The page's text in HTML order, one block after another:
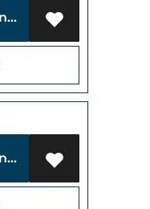
Toevoegen aan winkelwagen
Toevoegen aan winkelwagen